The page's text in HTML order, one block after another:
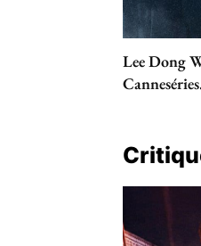
Lee Dong